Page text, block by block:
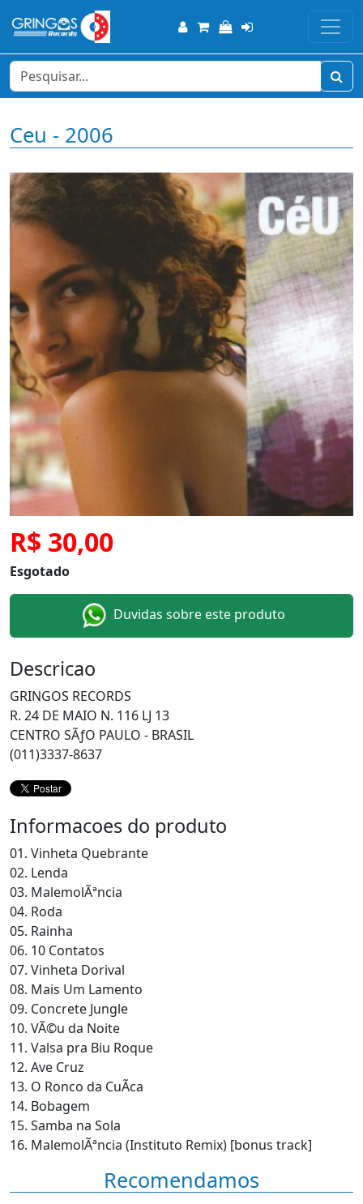
Ceu - 2006
R$ 30,00
Esgotado
Duvidas sobre este produto
Descricao
GRINGOS RECORDS
R. 24 DE MAIO N. 116 LJ 13
CENTRO SÃƒO PAULO - BRASIL
(011)3337-8637
Informacoes do produto
01. Vinheta Quebrante
02. Lenda
03. MalemolÃªncia
04. Roda
05. Rainha
06. 10 Contatos
07. Vinheta Dorival
08. Mais Um Lamento
09. Concrete Jungle
10. VÃ©u da Noite
11. Valsa pra Biu Roque
12. Ave Cruz
13. O Ronco da CuÃ­ca
14. Bobagem
15. Samba na Sola
16. MalemolÃªncia (Instituto Remix) [bonus track]
Recomendamos